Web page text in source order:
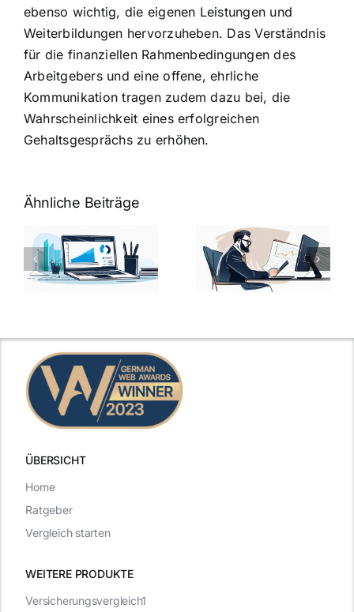
ebenso wichtig, die eigenen Leistungen und
Weiterbildungen hervorzuheben. Das Verständnis
für die finanziellen Rahmenbedingungen des
Arbeitgebers und eine offene, ehrliche
Kommunikation tragen zudem dazu bei, die
Wahrscheinlichkeit eines erfolgreichen
Gehaltsgesprächs zu erhöhen.
Ähnliche Beiträge
Fragen zum
Geschicktes
Ansprechen
der
Vorstellungsgespräch
Fragen: 77
Fragen und
kluge
ÜBERSICHT
WEITERE PRODUKTE
Versicherungsvergleich1
Home
Ratgeber
Vergleich starten